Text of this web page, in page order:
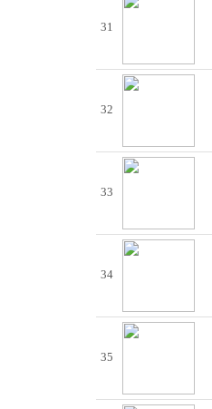
31
32
33
34
35